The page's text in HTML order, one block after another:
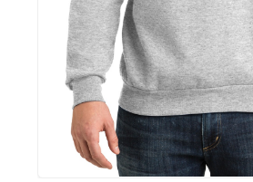
Uncategorized